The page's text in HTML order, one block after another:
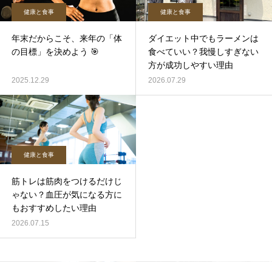
健康と食事
年末だからこそ、来年の「体
の目標」を決めよう 🎯
2025.12.29
健康と食事
ダイエット中でもラーメンは
食べていい？我慢しすぎない
方が成功しやすい理由
2026.07.29
健康と食事
筋トレは筋肉をつけるだけじ
ゃない？血圧が気になる方に
もおすすめしたい理由
2026.07.15